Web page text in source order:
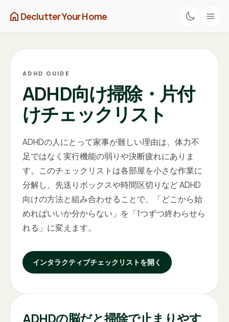
home Declutter Your Home
ADHD GUIDE
ADHD向け掃除・片付
けチェックリスト
ADHDの人にとって家事が難しい理由は、体力不
足ではなく実行機能の弱りや決断疲れにありま
す。このチェックリストは各部屋を小さな作業に
分解し、先送りボックスや時間区切りなど ADHD
向けの方法と組み合わせることで、「どこから始
めればいいか分からない」を「1つずつ終わらせら
れる」に変えます。
インタラクティブチェックリストを開く
ADHDの脳だと掃除で止まりやす